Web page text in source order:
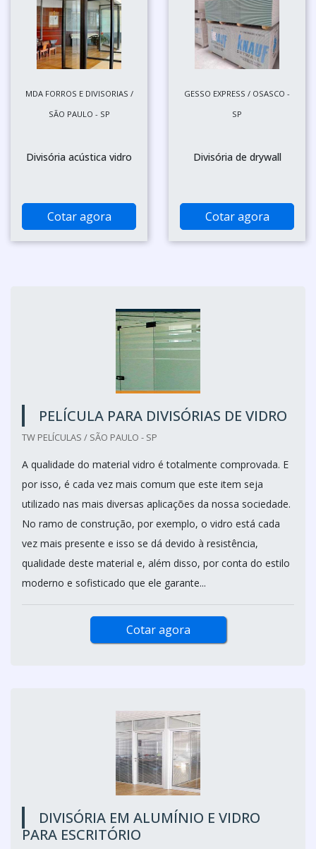
MDA FORROS E DIVISORIAS /
SÃO PAULO - SP
Divisória acústica vidro
Cotar agora
GESSO EXPRESS / OSASCO -
SP
Divisória de drywall
Cotar agora
PELÍCULA PARA DIVISÓRIAS DE VIDRO
TW PELÍCULAS / SÃO PAULO - SP
A qualidade do material vidro é totalmente comprovada. E
por isso, é cada vez mais comum que este item seja
utilizado nas mais diversas aplicações da nossa sociedade.
No ramo de construção, por exemplo, o vidro está cada
vez mais presente e isso se dá devido à resistência,
qualidade deste material e, além disso, por conta do estilo
moderno e sofisticado que ele garante...
Cotar agora
DIVISÓRIA EM ALUMÍNIO E VIDRO
PARA ESCRITÓRIO